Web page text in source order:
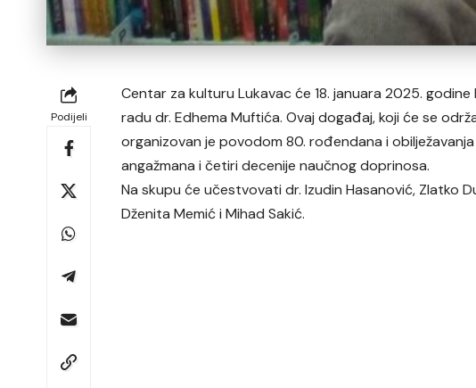
Podijeli
Centar za kulturu Lukavac će 18. januara 2025.
radu dr. Edhema Muftića. Ovaj događaj, koji će se
organizovan je povodom 80. rođendana i
angažmana i četiri decenije naučnog doprinosa.
Na skupu će učestvovati dr. Izudin Hasanović, Zlatko
Dženita Memić i Mihad Sakić.